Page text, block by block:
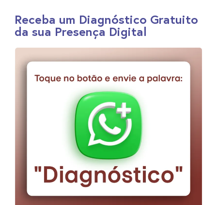
Receba um Diagnóstico Gratuito
da sua Presença Digital